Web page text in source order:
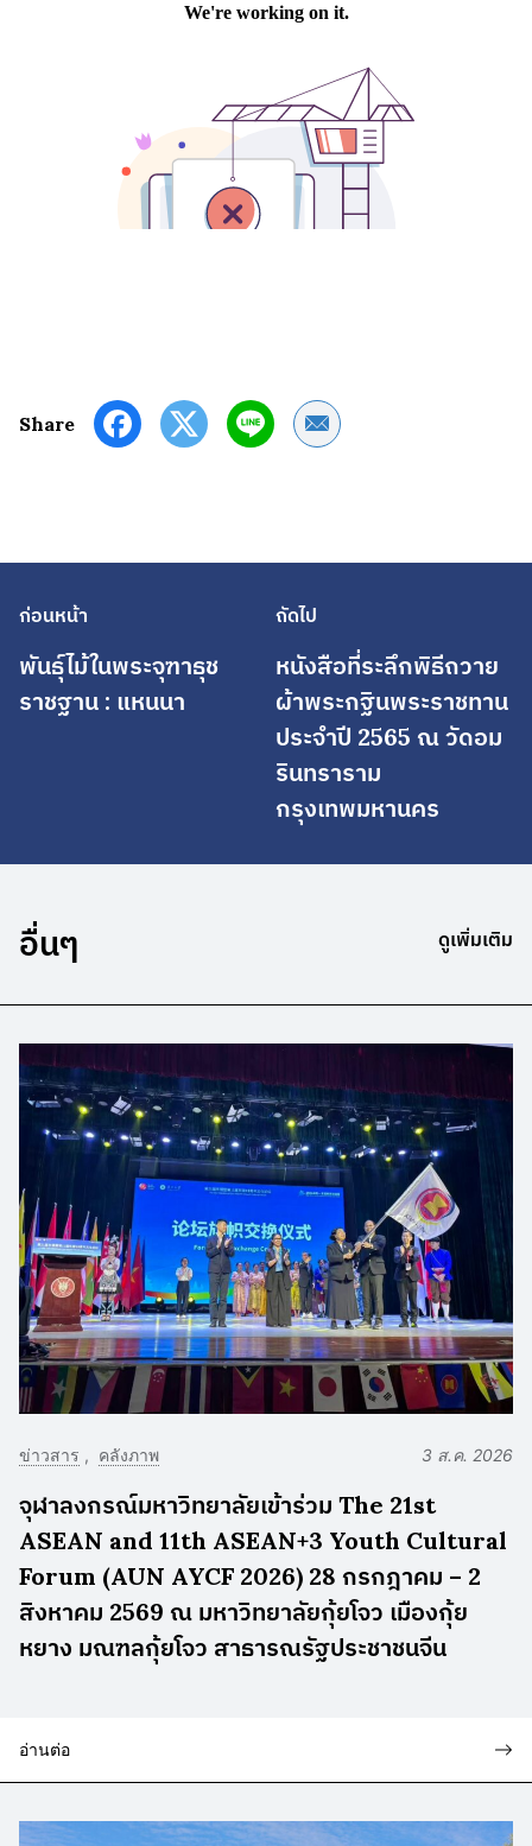
Share Share by Email
ก่อนหน้า
พันธุ์ไม้ในพระจุฑาธุช
ราชฐาน : แหนนา
ถัดไป
หนังสือที่ระลึกพิธีถวาย
ผ้าพระกฐินพระราชทาน
ประจำปี 2565 ณ วัดอม
รินทราราม
กรุงเทพมหานคร
อื่นๆ ดูเพิ่มเติม
ข่าวสาร คลังภาพ 3 ส.ค. 2026
จุฬาลงกรณ์มหาวิทยาลัยเข้าร่วม The 21st
ASEAN and 11th ASEAN+3 Youth Cultural
Forum (AUN AYCF 2026) 28 กรกฎาคม – 2
สิงหาคม 2569 ณ มหาวิทยาลัยกุ้ยโจว เมืองกุ้ย
หยาง มณฑลกุ้ยโจว สาธารณรัฐประชาชนจีน
อ่านต่อ